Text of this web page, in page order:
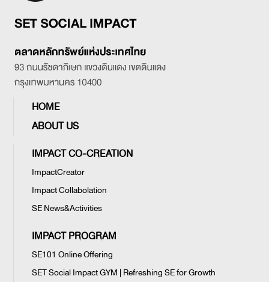
HOME
ABOUT US
IMPACT CO-CREATION
ImpactCreator
Impact Collabolation
SE News&Activities
IMPACT PROGRAM
SE101 Online Offering
SET Social Impact GYM | Refreshing SE for Growth